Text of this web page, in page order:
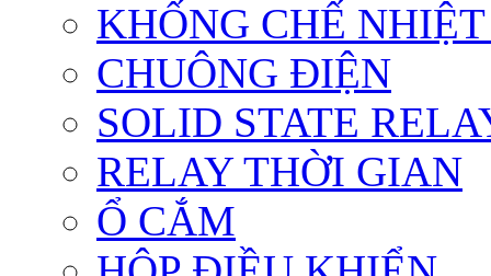
KHỐNG CHẾ
CHUÔNG ĐIỆN
SOLID STATE
RELAY THỜI GIAN
Ổ CẮM